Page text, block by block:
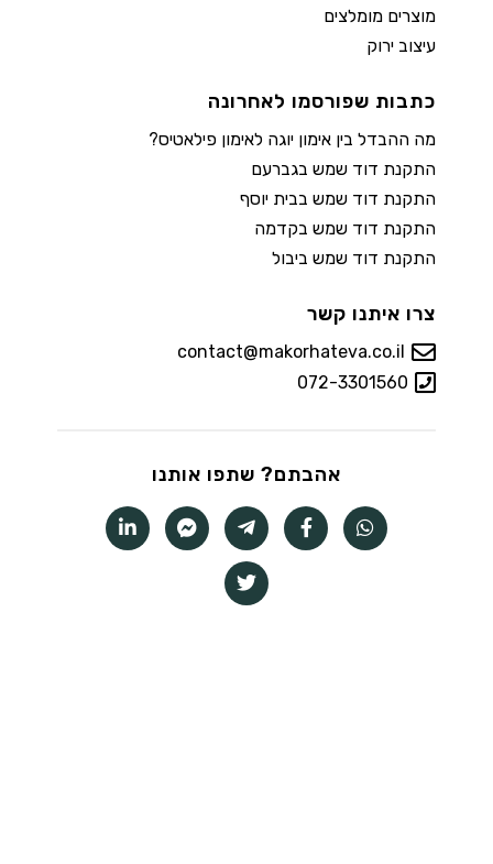
מוצרים מומלצים
עיצוב ירוק
כתבות שפורסמו לאחרונה
מה ההבדל בין אימון יוגה לאימון פילאטיס?
התקנת דוד שמש בגברעם
התקנת דוד שמש בבית יוסף
התקנת דוד שמש בקדמה
התקנת דוד שמש ביבול
צרו איתנו קשר
contact@makorhateva.co.il
072-3301560
אהבתם? שתפו אותנו